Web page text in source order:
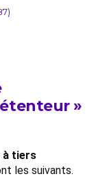
»
à tiers
les suivants.